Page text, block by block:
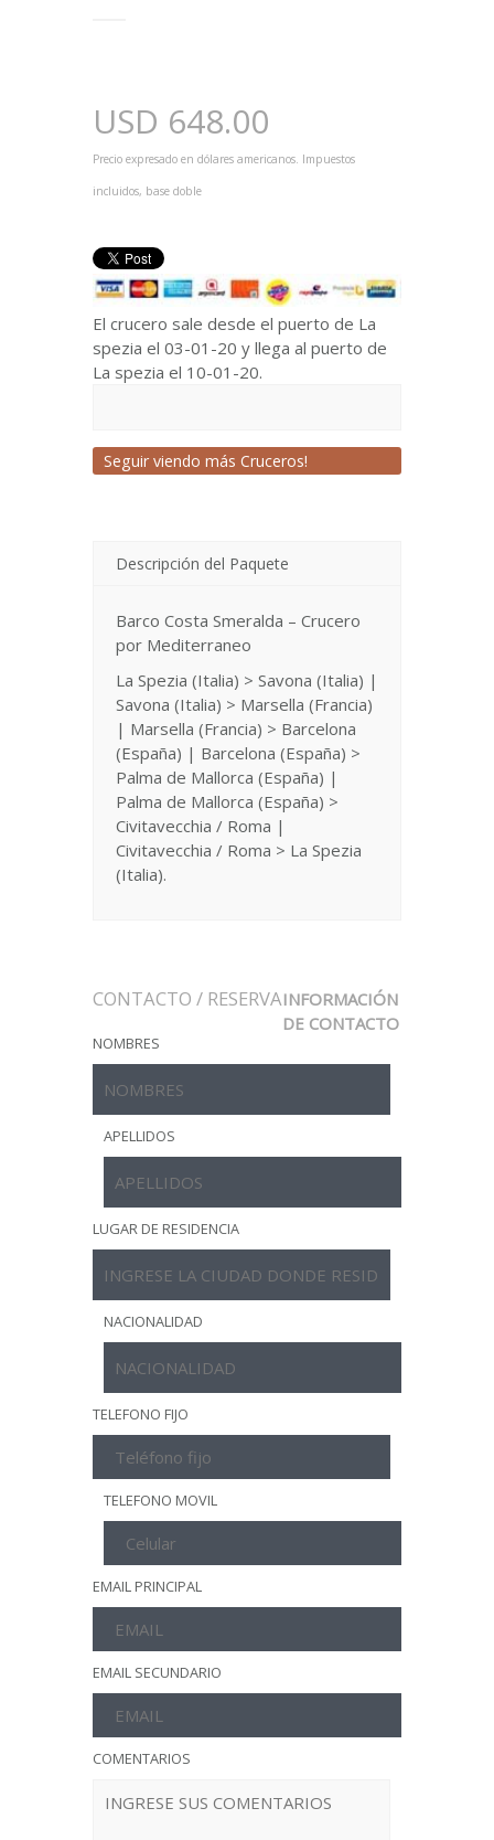
USD 648.00
Precio expresado en dólares americanos. Impuestos
incluidos, base doble
El crucero sale desde el puerto de La
spezia el 03-01-20 y llega al puerto de
La spezia el 10-01-20.
Seguir viendo más Cruceros!
Descripción del Paquete
Barco Costa Smeralda – Crucero
por Mediterraneo
La Spezia (Italia) > Savona (Italia) |
Savona (Italia) > Marsella (Francia)
| Marsella (Francia) > Barcelona
(España) | Barcelona (España) >
Palma de Mallorca (España) |
Palma de Mallorca (España) >
Civitavecchia / Roma |
Civitavecchia / Roma > La Spezia
(Italia).
CONTACTO / RESERVAINFORMACIÓN
DE CONTACTO
NOMBRES
APELLIDOS
LUGAR DE RESIDENCIA
NACIONALIDAD
TELEFONO FIJO
TELEFONO MOVIL
EMAIL PRINCIPAL
EMAIL SECUNDARIO
COMENTARIOS